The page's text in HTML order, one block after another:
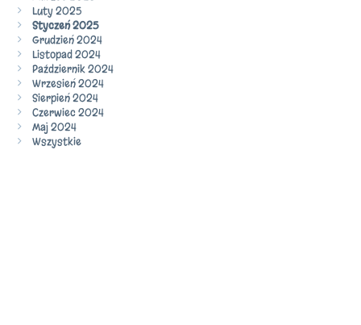
Luty 2025
Styczeń 2025
Grudzień 2024
Listopad 2024
Październik 2024
Wrzesień 2024
Sierpień 2024
Czerwiec 2024
Maj 2024
Wszystkie